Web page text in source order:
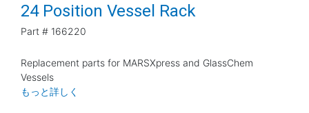
24 Position Vessel Rack
Part # 166220
Replacement parts for MARSXpress and GlassChem
Vessels
もっと詳しく